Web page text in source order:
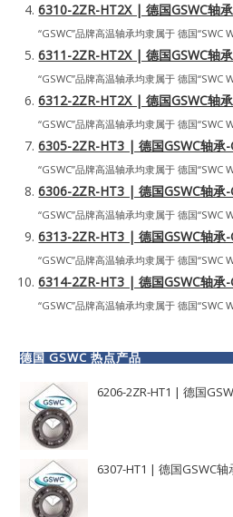
6310-2ZR-HT2X | 德国GSWC轴
“GSWC”品牌高温轴承均隶属于 德国
6311-2ZR-HT2X | 德国GSWC轴
“GSWC”品牌高温轴承均隶属于 德国
6312-2ZR-HT2X | 德国GSWC轴
“GSWC”品牌高温轴承均隶属于 德国
6305-2ZR-HT3 | 德国GSWC轴承-
“GSWC”品牌高温轴承均隶属于 德国
6306-2ZR-HT3 | 德国GSWC轴承-
“GSWC”品牌高温轴承均隶属于 德国
6313-2ZR-HT3 | 德国GSWC轴承-
“GSWC”品牌高温轴承均隶属于 德国
6314-2ZR-HT3 | 德国GSWC轴承-
“GSWC”品牌高温轴承均隶属于 德国
德国 GSWC 热点产品
6206-2ZR-HT1 | 德国
6307-HT1 | 德国GSWC